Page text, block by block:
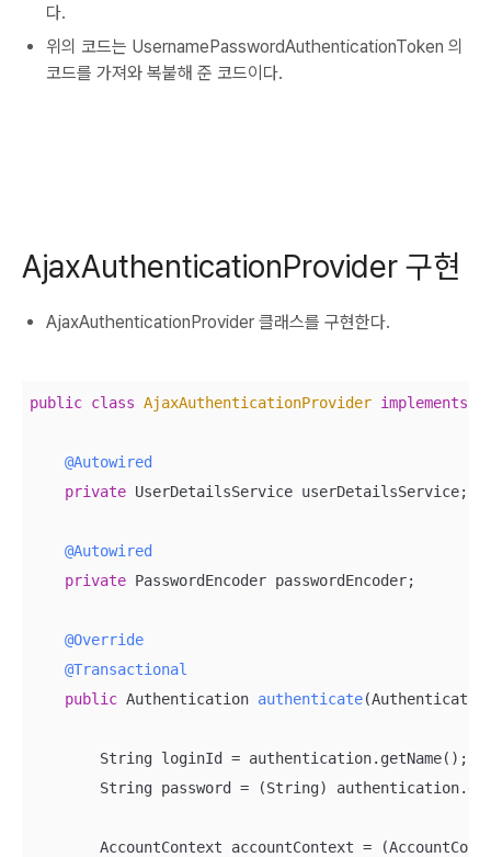
다.
위의 코드는 UsernamePasswordAuthenticationToken 의
코드를 가져와 복붙해 준 코드이다.
AjaxAuthenticationProvider 구현
AjaxAuthenticationProvider 클래스를 구현한다.
public class AjaxAuthenticationProvider implements
@Autowired
private UserDetailsService userDetailsService;
@Autowired
private PasswordEncoder passwordEncoder;
@Override
@Transactional
public Authentication authenticate
        String loginId = authentication.getName();
String password = (String)
AccountContext accountContext =